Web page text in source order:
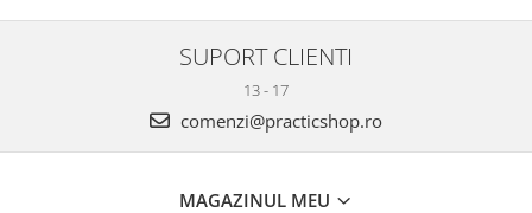
SUPORT CLIENTI
13 - 17
comenzi@practicshop.ro
MAGAZINUL MEU